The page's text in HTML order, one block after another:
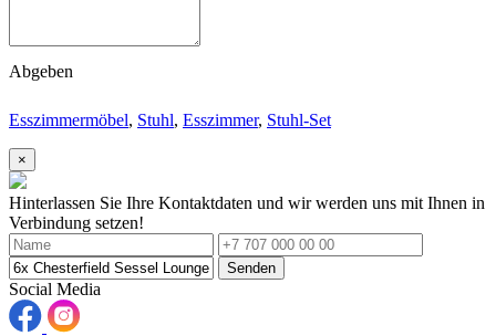
Abgeben
Esszimmermöbel, Stuhl, Esszimmer, Stuhl-Set
×
Hinterlassen Sie Ihre Kontaktdaten und wir werden uns mit Ihnen in
Verbindung setzen!
Senden
Social Media